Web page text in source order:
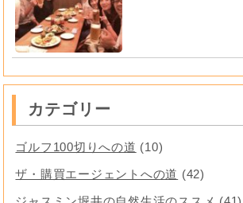
カテゴリー
ゴルフ100切りへの道 (10)
ザ・購買エージェントへの道 (42)